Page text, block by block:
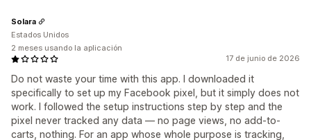
17 de junio de 2026
Do not waste your time with this app. I downloaded it
specifically to set up my Facebook pixel, but it simply does not
work. I followed the setup instructions step by step and the
pixel never tracked any data — no page views, no add-to-
carts, nothing. For an app whose whole purpose is tracking,
Solara
Estados Unidos
2 meses usando la aplicación